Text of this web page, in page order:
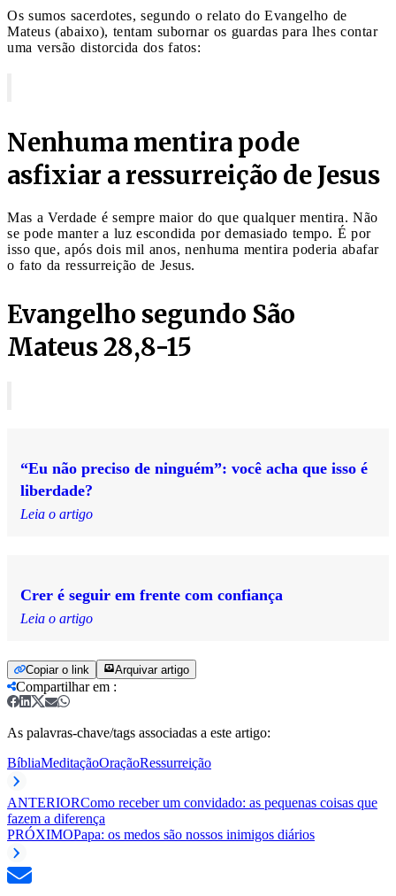
Os sumos sacerdotes, segundo o relato do Evangelho de
Mateus (abaixo), tentam subornar os guardas para lhes contar
uma versão distorcida dos fatos:
Nenhuma mentira pode
asfixiar a ressurreição de Jesus
Mas a Verdade é sempre maior do que qualquer mentira. Não
se pode manter a luz escondida por demasiado tempo. É por
isso que, após dois mil anos, nenhuma mentira poderia abafar
o fato da ressurreição de Jesus.
Evangelho segundo São
Mateus 28,8-15
“Eu não preciso de ninguém”: você acha que isso é
liberdade?
Leia o artigo
Crer é seguir em frente com confiança
Leia o artigo
Copiar o link Arquivar artigo
Compartilhar em :
As palavras-chave/tags associadas a este artigo:
BíbliaMeditaçãoOraçãoRessurreição
ANTERIORComo receber um convidado: as pequenas coisas que
fazem a diferença
PRÓXIMOPapa: os medos são nossos inimigos diários